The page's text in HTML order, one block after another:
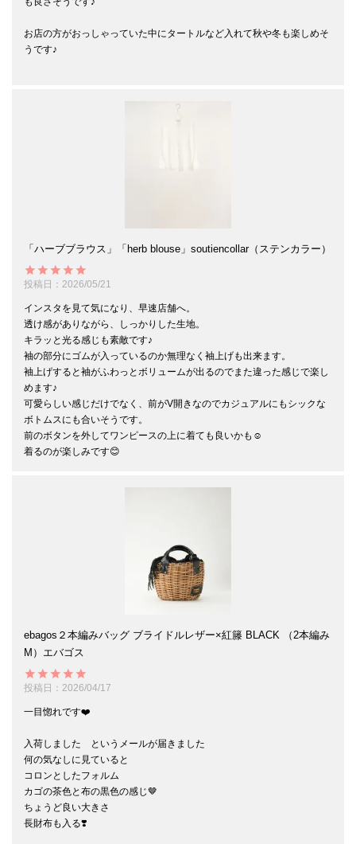
お店の方がおっしゃっていた中にタートルなど入れて秋や冬も楽しめそ
うです♪
「ハーブブラウス」「herb blouse」soutiencollar（ステンカラー）
投稿日 2026/05/21
インスタを見て気になり、早速店舗へ。
透け感がありながら、しっかりした生地。
キラッと光る感じも素敵です♪
袖の部分にゴムが入っているのか無理なく袖上げも出来ます。
袖上げすると袖がふわっとボリュームが出るのでまた違った感じで楽し
めます♪
可愛らしい感じだけでなく、前がV開きなのでカジュアルにもシックな
ボトムスにも合いそうです。
前のボタンを外してワンピースの上に着ても良いかも☺️
着るのが楽しみです😊
ebagos２本編みバッグ ブライドルレザー×紅籐 BLACK （2本編み
M）エバゴス
投稿日 2026/04/17
一目惚れです❤️
入荷しました　というメールが届きました
何の気なしに見ていると
コロンとしたフォルム
カゴの茶色と布の黒色の感じ🤎
ちょうど良い大きさ
長財布も入る❣️